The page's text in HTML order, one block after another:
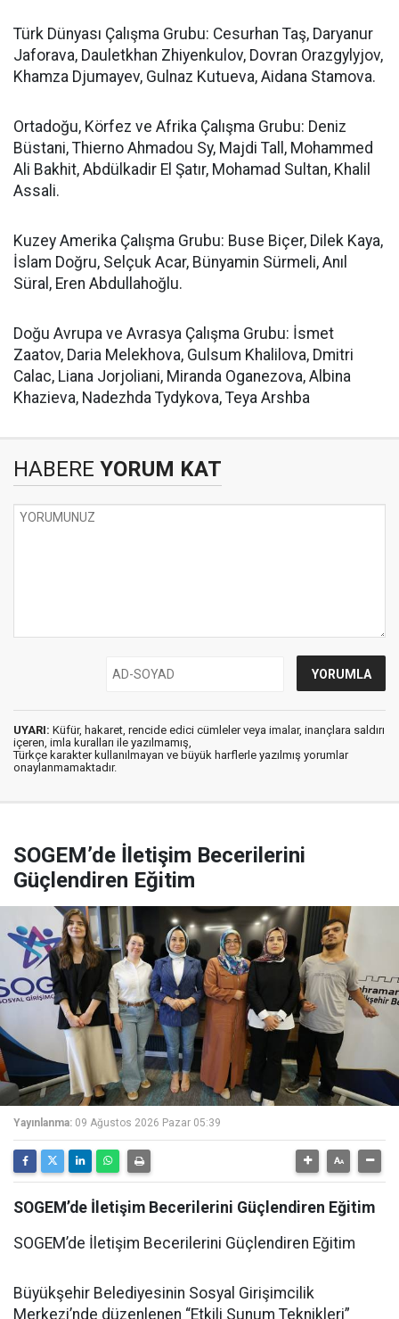
Türk Dünyası Çalışma Grubu: Cesurhan Taş, Daryanur
Jaforava, Dauletkhan Zhiyenkulov, Dovran Orazgylyjov,
Khamza Djumayev, Gulnaz Kutueva, Aidana Stamova.
Ortadoğu, Körfez ve Afrika Çalışma Grubu: Deniz
Büstani, Thierno Ahmadou Sy, Majdi Tall, Mohammed
Ali Bakhit, Abdülkadir El Şatır, Mohamad Sultan, Khalil
Assali.
Kuzey Amerika Çalışma Grubu: Buse Biçer, Dilek Kaya,
İslam Doğru, Selçuk Acar, Bünyamin Sürmeli, Anıl
Süral, Eren Abdullahoğlu.
Doğu Avrupa ve Avrasya Çalışma Grubu: İsmet
Zaatov, Daria Melekhova, Gulsum Khalilova, Dmitri
Calac, Liana Jorjoliani, Miranda Oganezova, Albina
Khazieva, Nadezhda Tydykova, Teya Arshba
HABERE YORUM KAT
UYARI: Küfür, hakaret, rencide edici cümleler veya imalar, inançlara saldırı
içeren, imla kuralları ile yazılmamış,
Türkçe karakter kullanılmayan ve büyük harflerle yazılmış yorumlar
onaylanmamaktadır.
SOGEM’de İletişim Becerilerini
Güçlendiren Eğitim
Yayınlanma: 09 Ağustos 2026 Pazar 05:39
SOGEM’de İletişim Becerilerini Güçlendiren Eğitim
SOGEM’de İletişim Becerilerini Güçlendiren Eğitim
Büyükşehir Belediyesinin Sosyal Girişimcilik
Merkezi’nde düzenlenen “Etkili Sunum Teknikleri”